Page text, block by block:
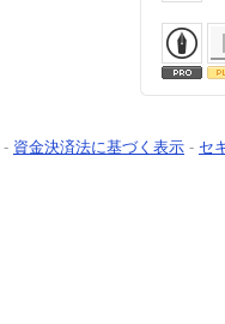
- 資金決済法に基づく表示 - セ